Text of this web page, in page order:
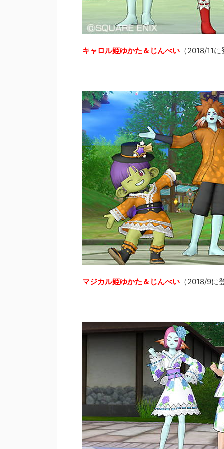
キャロル姫ゆかた＆じんべい （2018/11
マジカル姫ゆかた＆じんべい （2018/9に